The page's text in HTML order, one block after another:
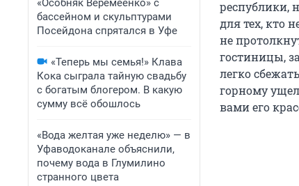
«Особняк Веремеенко» с
бассейном и скульптурами
Посейдона спрятался в Уфе
«Теперь мы семья!» Клава
Кока сыграла тайную свадьбу
с богатым блогером. В какую
сумму всё обошлось
«Вода желтая уже неделю» — в
Уфаводоканале объяснили,
почему вода в Глумилино
странного цвета
республики,
для тех, кто
не
гостиницы,
легко
горному
вами его